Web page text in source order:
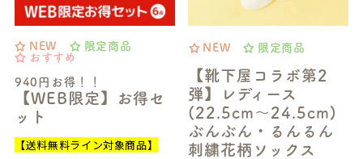
940円お得！！
【WEB限定】お得セ
ット
NEW
限定商品
おすすめ
【送料無料ライン対象商品】
【靴下屋コラボ第2
弾】レディース
(22.5cm～24.5cm)
ぶんぶん・るんるん
刺繍花柄ソックス
NEW 限定商品